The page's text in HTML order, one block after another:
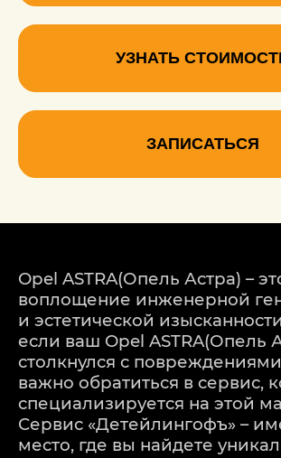
УЗНАТЬ
ЗАПИСАТЬСЯ
Opel ASTRA(Опель Астра) –
воплощение инженерной
и эстетической
если ваш Opel ASTRA(Опель
столкнулся с повреждениями
важно обратиться в сервис,
специализируется на этой
Сервис «Детейлингофъ» –
место, где вы найдете